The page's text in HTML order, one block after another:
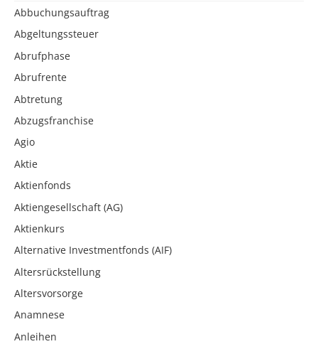
Abbuchungsauftrag
Abgeltungssteuer
Abrufphase
Abrufrente
Abtretung
Abzugsfranchise
Agio
Aktie
Aktienfonds
Aktiengesellschaft (AG)
Aktienkurs
Alternative Investmentfonds (AIF)
Altersrückstellung
Altersvorsorge
Anamnese
Anleihen